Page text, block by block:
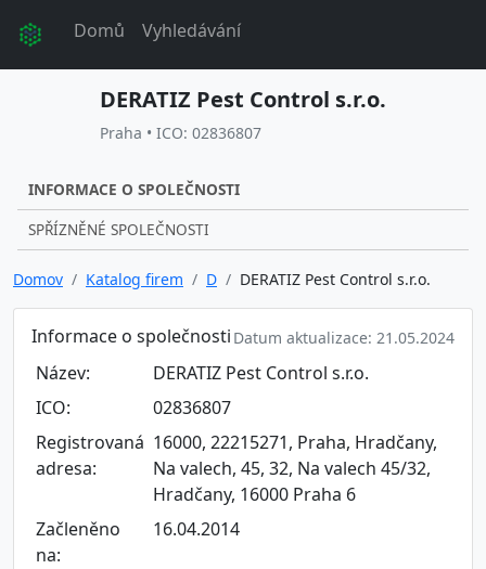
Domů Vyhledávání
DERATIZ Pest Control s.r.o.
Praha • ICO: 02836807
INFORMACE O SPOLEČNOSTI
SPŘÍZNĚNÉ SPOLEČNOSTI
Domov Katalog firem D DERATIZ Pest Control s.r.o.
Informace o společnosti Datum aktualizace: 21.05.2024
Název:
DERATIZ Pest Control s.r.o.
ICO:
02836807
Registrovaná
adresa:
16000, 22215271, Praha, Hradčany,
Na valech, 45, 32, Na valech 45/32,
Hradčany, 16000 Praha 6
Začleněno
na:
16.04.2014